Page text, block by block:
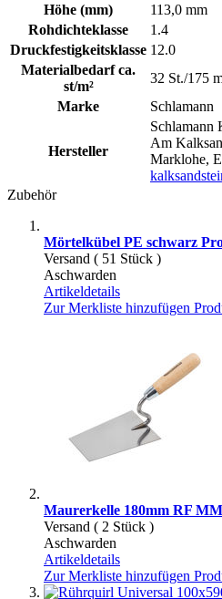
Höhe (mm)
113,0 mm
Rohdichteklasse
1.4
Druckfestigkeitsklasse 12.0
Materialbedarf ca.
st/m²
32 St./175
Marke
Schlamann
Hersteller
Schlamann
Am
Marklohe,
Zubehör
Mörtelkübel PE schwarz
Versand ( 51 Stück )
Aschwarden
Artikeldetails
Zur Merkliste hinzufügen
Maurerkelle 180mm RF MM
Versand ( 2 Stück )
Aschwarden
Artikeldetails
Zur Merkliste hinzufügen